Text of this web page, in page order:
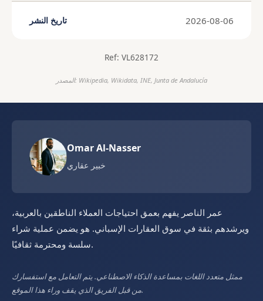
تاريخ النشر 2026-08-06
Ref: VL628172
المصدر: Wikipedia, Wikidata, INE, Junta de Andalucía
Omar Al-Nasser
خبير عقاري
عمر الناصر يفهم بعمق احتياجات العملاء الناطقين بالعربية،
ويرشدهم بثقة في سوق العقارات الإسباني. هو يضمن عملية شراء
سلسة ومحترمة ثقافيًا.
ممثل متعدد اللغات بمساعدة الذكاء الاصطناعي. يتم التعامل مع استفسارك
من قبل الفريق الذي يقف وراء هذا الموقع.